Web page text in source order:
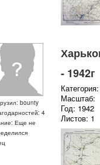
bounty
4
Еще не
- 1942г
Масштаб:
Год: 1942
Листов: 1